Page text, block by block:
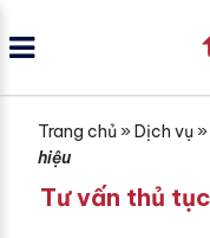
Trang chủ» Dịch vụ»
hiệu
Tư vấn thủ